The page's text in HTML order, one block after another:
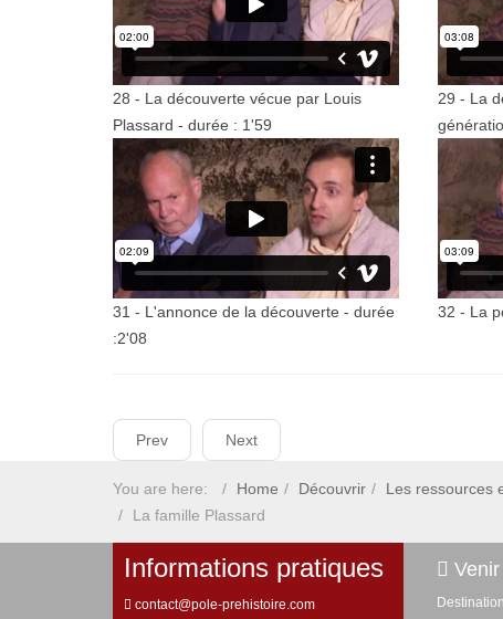
28 - La découverte vécue par Louis
Plassard - durée : 1'59
29 - La
31 - L'annonce de la découverte - durée
:2'08
32 - La
Prev Next
You are here: Home Découvrir Les ressources
La famille Plassard
Informations pratiques
contact@pole-prehistoire.com